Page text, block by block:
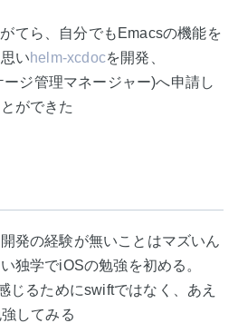
てら、自分でもEmacsの機能を
いhelm-xcdocを開発、
ジ管理マネージャー)へ申請し
ができた
発の経験が無いことはマズいん
独学でiOSの勉強を初める。
じるためにswiftではなく、あえ
してみる